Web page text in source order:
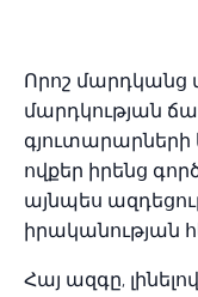
Որոշ մարդկանց
մարդկության
գյուտարարների
ովքեր իրենց
այնպես
իրականության
Հայ ազգը,